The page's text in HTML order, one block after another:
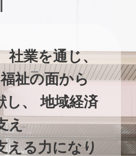
社業を通じ、
祉の面から
し、 地域経済
え
える力になり